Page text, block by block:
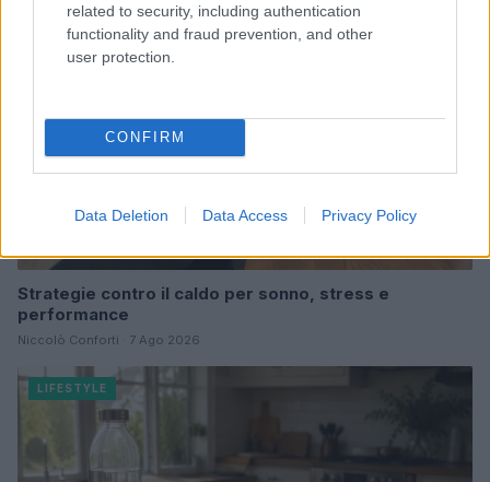
related to security, including authentication
functionality and fraud prevention, and other
user protection.
CONFIRM
Data Deletion Data Access Privacy Policy
Strategie contro il caldo per sonno, stress e
performance
Niccolò Conforti · 7 Ago 2026
LIFESTYLE